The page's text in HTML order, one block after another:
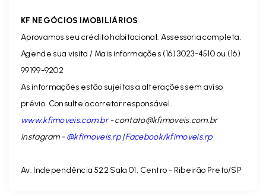
KF NEGÓCIOS IMOBILIÁRIOS
Aprovamos seu crédito habitacional. Assessoria completa.
Agende sua visita / Mais informações (16) 3023-4510 ou (16)
99199-9202
As informações estão sujeitas a alterações sem aviso
prévio. Consulte o corretor responsável.
www.kfimoveis.com.br-contato@kfimoveis.com.br
Instagram -@kfimoveis.rp|Facebook/kfimoveis.rp
Av. Independência 522 Sala 01, Centro - Ribeirão Preto/SP